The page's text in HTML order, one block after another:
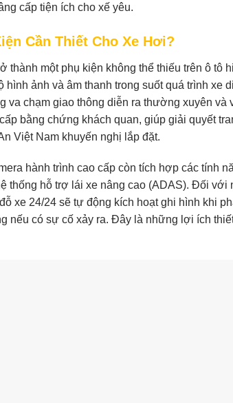
cấp tiện ích cho xế yêu.
Cần Thiết Cho Xe Hơi?
thành một phụ kiện không thể thiếu trên ô tô
hình ảnh và âm thanh trong suốt quá trình xe
va chạm giao thông diễn ra thường xuyên và
bằng chứng khách quan, giúp giải quyết
Việt Nam khuyến nghị lắp đặt.
hành trình cao cấp còn tích hợp các tính
thống hỗ trợ lái xe nâng cao (ADAS). Đối
xe 24/24 sẽ tự động kích hoạt ghi hình khi
nếu có sự cố xảy ra. Đây là những lợi ích